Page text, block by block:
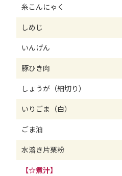
糸こんにゃく
しめじ
いんげん
豚ひき肉
しょうが（細切り）
いりごま（白）
ごま油
水溶き片栗粉
【☆煮汁】